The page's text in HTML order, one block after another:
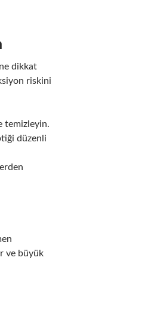
dikkat
riskini
temizleyin.
düzenli
ve büyük